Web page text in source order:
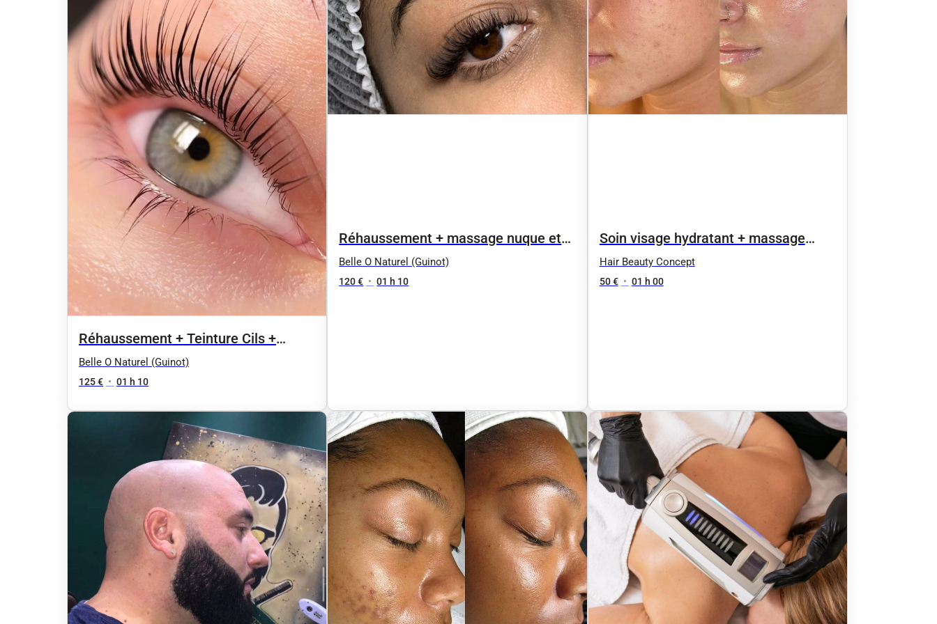
Réhaussement + Teinture Cils +
massage nuque et crâne 70mn
Belle O Naturel (Guinot)
125 € • 01 h 10
Réhaussement + massage nuque et
crâne 65mn
Belle O Naturel (Guinot)
120 € • 01 h 10
Soin visage hydratant + massage
relaxant
Hair Beauty Concept
50 € • 01 h 00